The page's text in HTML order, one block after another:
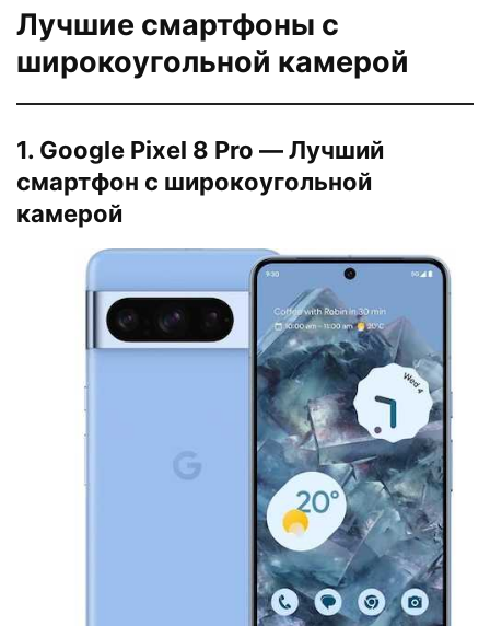
Лучшие смартфоны с
широкоугольной камерой
1. Google Pixel 8 Pro — Лучший
смартфон с широкоугольной
камерой